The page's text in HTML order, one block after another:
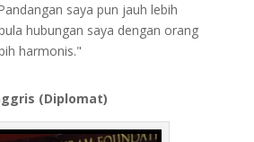
saya pun jauh lebih
hubungan saya dengan orang
harmonis."
(Diplomat)